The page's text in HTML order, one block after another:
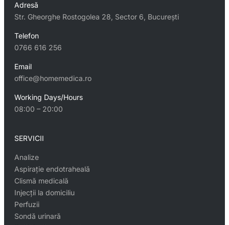
Adresă
Str. Gheorghe Rostogolea 28, Sector 6, București
Telefon
0766 616 256
Email
office@homemedica.ro
Working Days/Hours
08:00 – 20:00
SERVICII
Analize
Aspirație endotraheală
Clismă medicală
Injecții la domiciliu
Perfuzii
Sondă urinară